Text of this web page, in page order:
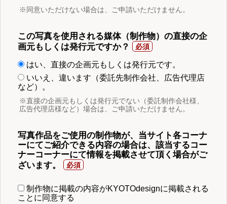
※同意いただけない場合は、ご申請いただけません。
この写真を使用される媒体（制作物）の直接の企
画元もしくは発行元ですか？
はい、直接の企画元もしくは発行元です。
いいえ、違います（委託先制作会社、広告代理店
など）。
※直接の企画元もしくは発行元でない（委託制作会社様、
広告代理店様など）場合は、ご申請いただけません。
写真作品をご使用の制作物が、当サイト各コーナ
ーにてご紹介できる内容の場合は、該当するコー
ナーコーナーにて情報を掲載させて頂く場合がご
ざいます。
制作物に掲載の内容がKYOTOdesignに掲載される
ことに同意する